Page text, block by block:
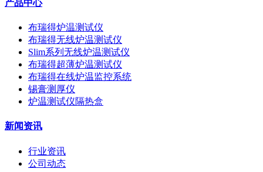
产品中心
布瑞得炉温测试仪
布瑞得无线炉温测试仪
Slim系列无线炉温测试仪
布瑞得超薄炉温测试仪
布瑞得在线炉温监控系统
锡膏测厚仪
炉温测试仪隔热盒
新闻资讯
行业资讯
公司动态